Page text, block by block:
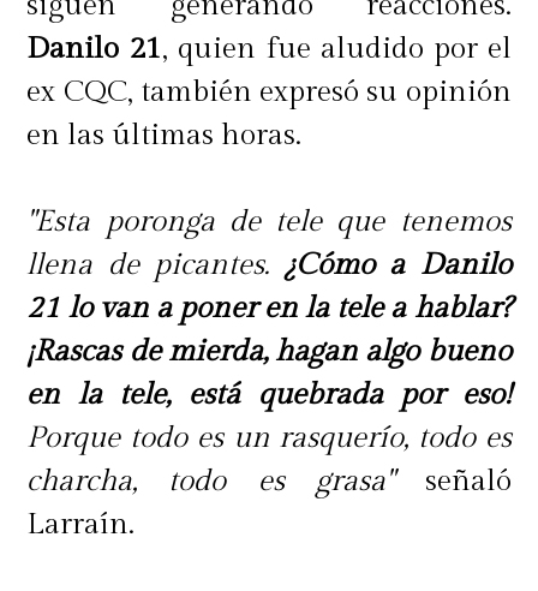
Danilo 21, quien fue aludido por el
ex CQC, también expresó su opinión
en las últimas horas.
"Esta poronga de tele que tenemos
llena de picantes. ¿Cómo a Danilo
21 lo van a poner en la tele a hablar?
¡Rascas de mierda, hagan algo bueno
en la tele, está quebrada por eso!
Porque todo es un rasquerío, todo es
charcha, todo es grasa"señaló
Larraín.